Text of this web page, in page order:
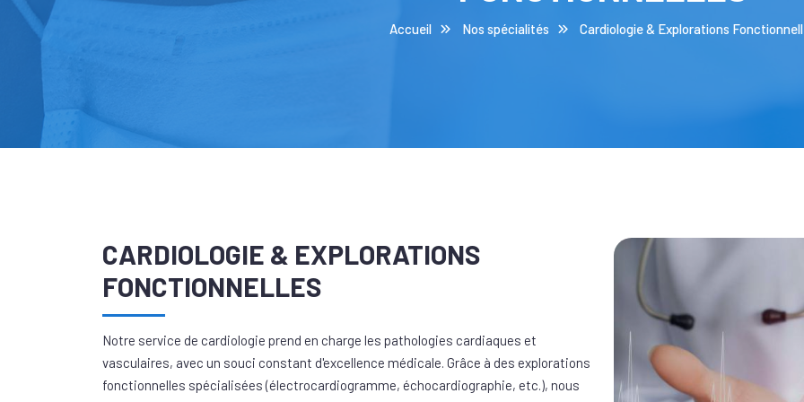
Accueil Nos spécialités Cardiologie & Explorations
CARDIOLOGIE & EXPLORATIONS
FONCTIONNELLES
Notre service de cardiologie prend en charge les pathologies cardiaques et
vasculaires, avec un souci constant d'excellence médicale. Grâce à des explorations
fonctionnelles spécialisées (électrocardiogramme, échocardiographie, etc.), nous